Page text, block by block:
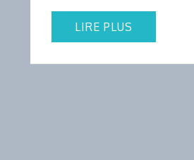
LIRE PLUS